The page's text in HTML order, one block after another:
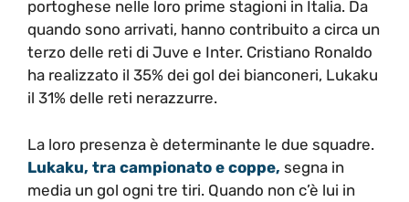
portoghese nelle loro prime stagioni in Italia. Da
quando sono arrivati, hanno contribuito a circa un
terzo delle reti di Juve e Inter. Cristiano Ronaldo
ha realizzato il 35% dei gol dei bianconeri, Lukaku
il 31% delle reti nerazzurre.
La loro presenza è determinante le due squadre.
Lukaku, tra campionato e coppe, segna in
media un gol ogni tre tiri. Quando non c’è lui in